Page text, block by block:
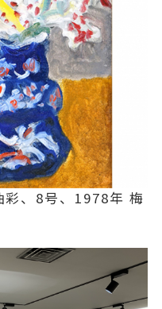
、8号、1978年 梅